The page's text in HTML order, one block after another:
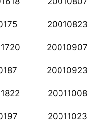
20010823
20010907
20010923
20011008
20011023